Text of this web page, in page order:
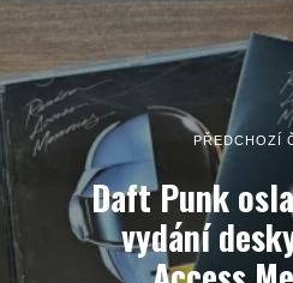
PŘEDCHOZÍ
Daft Punk
vydání